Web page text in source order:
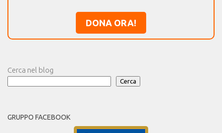
DONA ORA!
Cerca nel blog
Cerca
GRUPPO FACEBOOK